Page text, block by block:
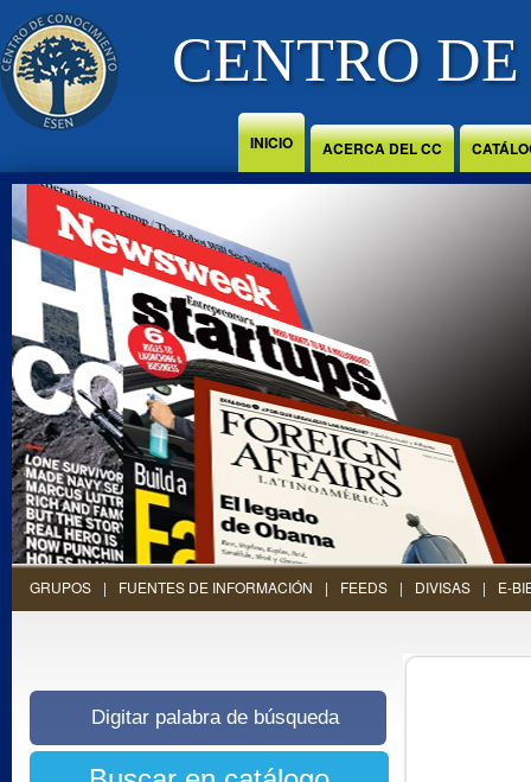
Jump to Content
CENTRO
INICIO ACERCA DEL CC
GRUPOS FUENTES DE INFORMACIÓN FEEDS DIVISAS E-